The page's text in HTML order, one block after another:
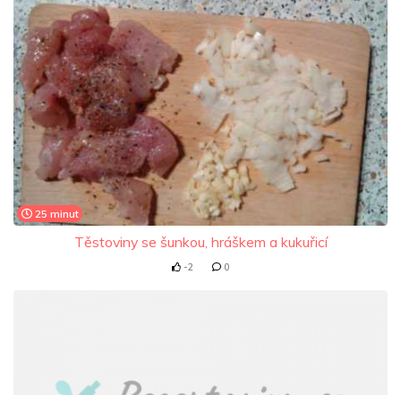
25 minut
Těstoviny se šunkou, hráškem a kukuřicí
-2 0